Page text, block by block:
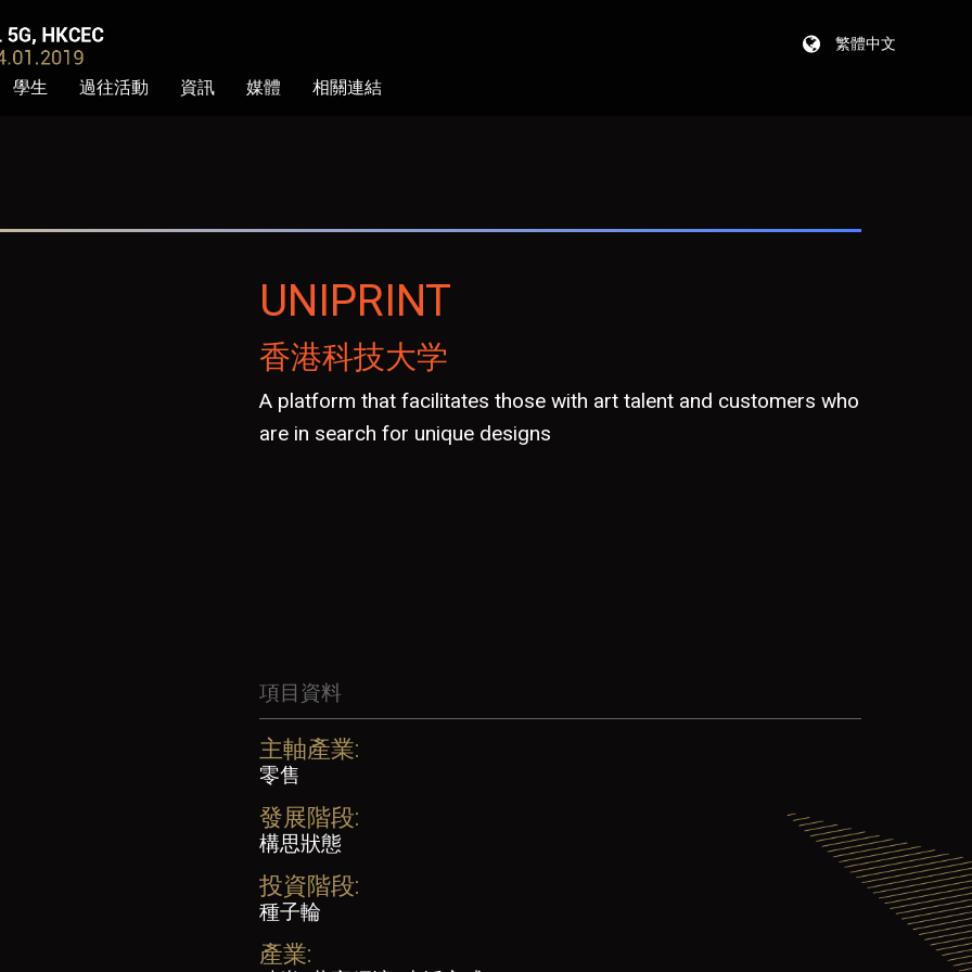
學生 過往活動 資訊 媒體 相關連結
繁體中文
UNIPRINT
香港科技大学
A platform that facilitates those with art talent and customers who
are in search for unique designs
項目資料
主軸產業:
零售
發展階段:
構思狀態
投資階段:
種子輪
產業: